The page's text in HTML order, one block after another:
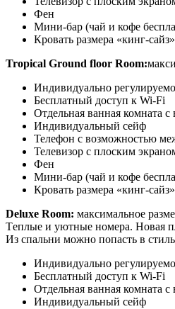
Фен
Мини-бар (чай и кофе
Кровать размера «кинг-
Tropical Ground floor Room:м
Индивидуально
Бесплатный доступ к Wi-Fi
Отдельная ванная комната
Индивидуальный сейф
Телефон с возможностью
Телевизор с плоским
Фен
Мини-бар (чай и кофе
Кровать размера «кинг-
Deluxe Room: максимальное
Теплые и уютные номера. Новая
Из спальни можно попасть в
Индивидуально
Бесплатный доступ к Wi-Fi
Отдельная ванная комната
Индивидуальный сейф